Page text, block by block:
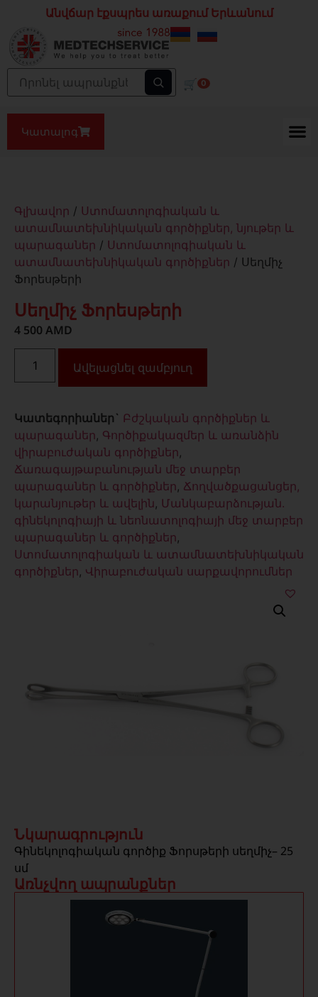
Անվճար էքսպրես առաքում Երևանում
🛒 0
Կատալոգ
Գլխավոր / Ստոմատոլոգիական և
ատամնատեխնիկական գործիքներ, նյութեր և
պարագաներ / Ստոմատոլոգիական և
ատամնատեխնիկական գործիքներ / Սեղմիչ
Ֆորեսթերի
Սեղմիչ Ֆորեսթերի
4 500 AMD
Ավելացնել զամբյուղ
Կատեգորիաներ` Բժշկական գործիքներ և
պարագաներ, Գործիքակազմեր և առանձին
վիրաբուժական գործիքներ,
Ճառագայթաբանության մեջ տարբեր
պարագաներ և գործիքներ, Ճողվածքացանցեր,
կարանյութեր և ավելին, Մանկաբարձության.
գինեկոլոգիայի և նեոնատոլոգիայի մեջ տարբեր
պարագաներ և գործիքներ,
Ստոմատոլոգիական և ատամնատեխնիկական
գործիքներ, Վիրաբուժական սարքավորումներ
Նկարագրություն
Գինեկոլոգիական գործիք Ֆորսթերի սեղմիչ– 25
սմ
Առնչվող ապրանքներ